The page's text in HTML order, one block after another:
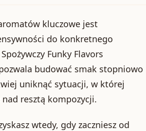
kluczowe jest
do konkretnego
Funky Flavors
budować smak stopniowo
uniknąć sytuacji, w której
resztą kompozycji.
wtedy, gdy zaczniesz od